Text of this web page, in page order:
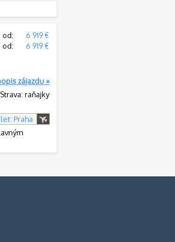
od:
6 919 €
od:
6 919 €
zájazdu »
Strava: raňajky
Praha